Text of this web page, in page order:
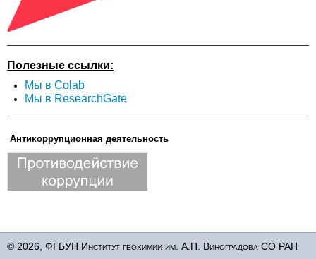
Полезные ссылки:
Мы в Colab
Мы в ResearchGate
Антикоррупционная деятельность
© 2026, ФГБУН Институт геохимии им. А.П. Виноградова СО РАН